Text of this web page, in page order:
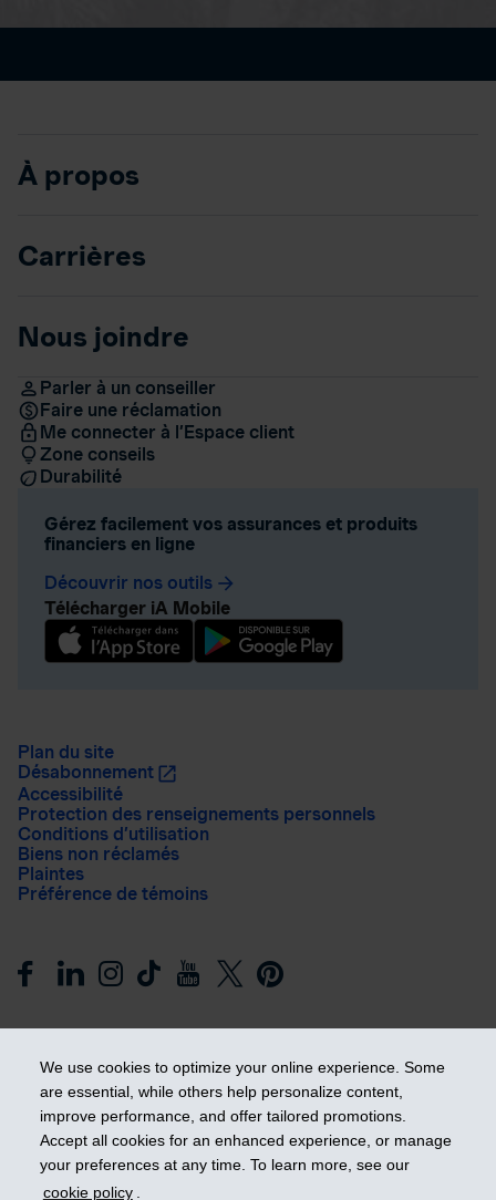
We use cookies to optimize your online experience. Some
are essential, while others help personalize content,
improve performance, and offer tailored promotions.
Accept all cookies for an enhanced experience, or manage
your preferences at any time. To learn more, see our
cookie policy .
À propos
Carrières
Nous joindre
Parler à un conseiller
Faire une réclamation
Me connecter à l’Espace client
Zone conseils
Durabilité
Gérez facilement vos assurances et produits
financiers en ligne
Découvrir nos outils arrow_forward
Télécharger iA Mobile
Plan du site
Désabonnement
Accessibilité
Protection des renseignements personnels
Conditions d’utilisation
Biens non réclamés
Plaintes
Préférence de témoins
Prendre les devants